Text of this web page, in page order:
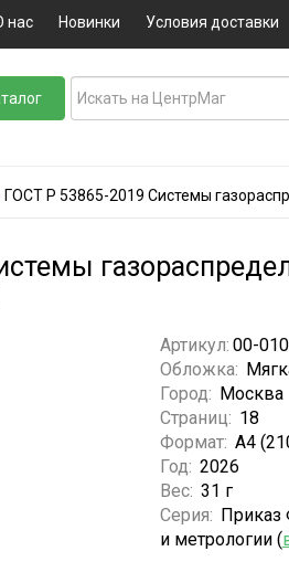
нас Новинки Условия доставки
ГОСТ Р 53865-2019 Системы
Артикул: 00-
Обложка:
Город: Москва
Страниц: 18
Формат: А4
Год: 2026
Вес: 31 г
Серия: Приказ
и метрологии (